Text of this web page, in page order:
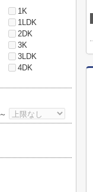
1K
1LDK
2DK
3K
3LDK
4DK
～